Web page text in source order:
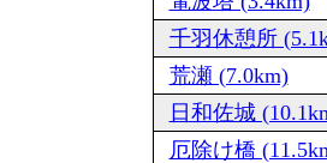
千羽休憩所
荒瀬 (7.0km)
日和佐城
厄除け橋